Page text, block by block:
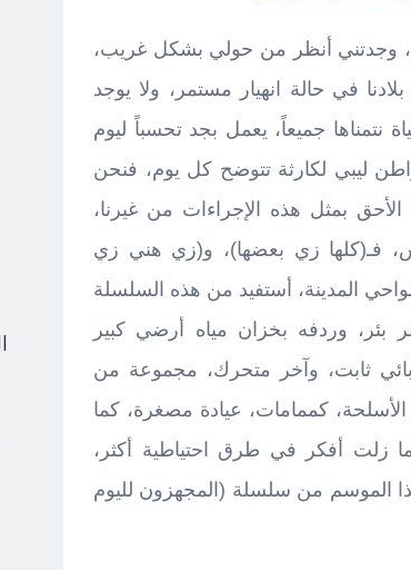
وجدتني أنظر من حولي بشكل غريب،
في حالة انهيار مستمر، ولا يوجد
نتمناها جميعاً، يعمل بجد تحسباً ليوم
ليبي لكارثة تتوضح كل يوم، فنحن
بمثل هذه الإجراءات من غيرنا،
فـ(كلها زي بعضها)، و(زي هني زي
المدينة، أستفيد من هذه السلسلة
بئر، وردفه بخزان مياه أرضي كبير
ثابت، وآخر متحرك، مجموعة من
كممامات، عيادة مصغرة، كما
زلت أفكر في طرق احتياطية أكثر،
الموسم من سلسلة (المجهزون لليوم